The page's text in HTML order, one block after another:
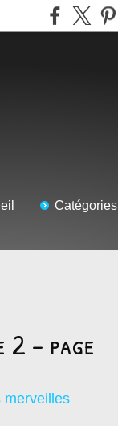
Catégories
2 - page
merveilles